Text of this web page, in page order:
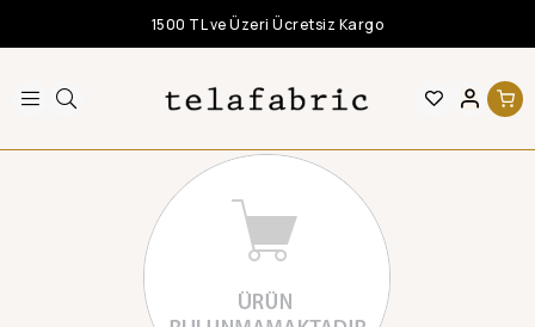
1500 TL ve Üzeri Ücretsiz Kargo